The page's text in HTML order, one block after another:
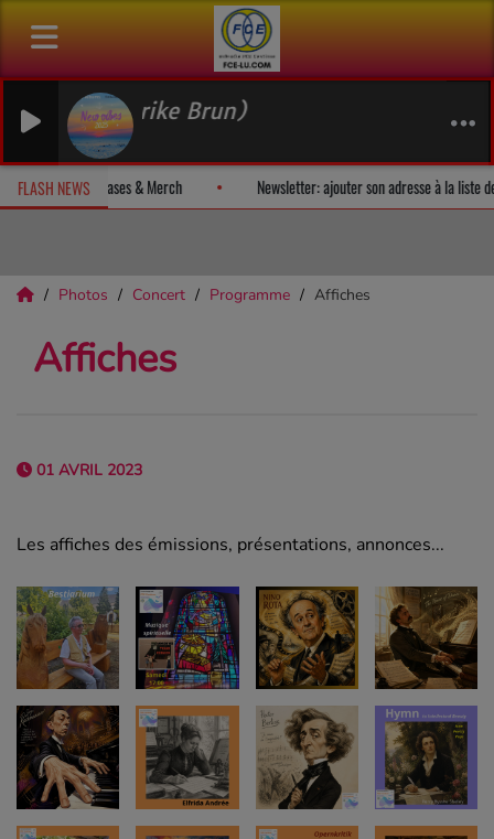
Brun)
FLASH NEWS
un album-surprise! Fan Releases & Merch Newsletter:
Photos Concert Programme Affiches
Affiches
01 AVRIL 2023
Les affiches des émissions, présentations, annonces...